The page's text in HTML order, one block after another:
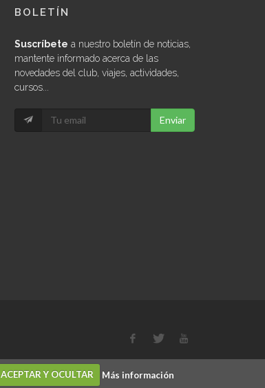
BOLETÍN
Suscríbete a nuestro boletín de noticias,
mantente informado acerca de las
novedades del club, viajes, actividades,
cursos...
Enviar
ACEPTAR Y OCULTAR Más información